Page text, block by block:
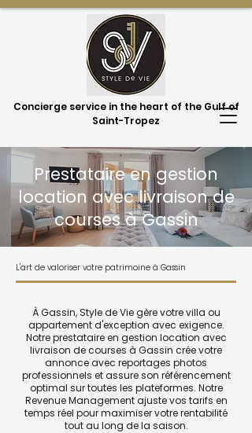
Concierge service in the heart of the Gulf of
Saint-Tropez
Prestataire en gestion
location avec livraison de
courses à Gassin
L'art de valoriser votre patrimoine à Gassin
À Gassin, Style de Vie gère votre villa ou
appartement d'exception avec exigence.
Notre prestataire en gestion location avec
livraison de courses à Gassin crée votre
annonce avec reportages photos
professionnels et assure son référencement
optimal sur toutes les plateformes. Notre
Revenue Management ajuste vos tarifs en
temps réel pour maximiser votre rentabilité
tout au long de la saison.